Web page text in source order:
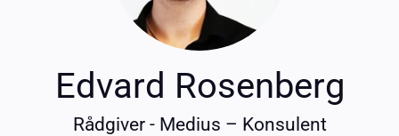
Edvard Rosenberg
Rådgiver - Medius – Konsulent